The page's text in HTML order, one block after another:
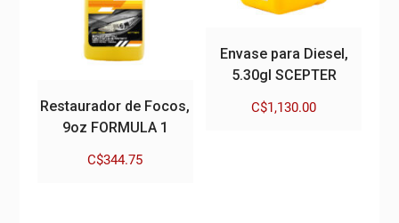
Restaurador de Focos,
9oz FORMULA 1
C$344.75
Envase para Diesel,
5.30gl SCEPTER
C$1,130.00